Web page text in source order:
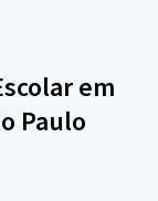
em
Paulo